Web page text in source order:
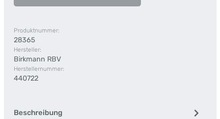
Produktnummer:
28365
Hersteller:
Birkmann RBV
Herstellernummer:
440722
Beschreibung